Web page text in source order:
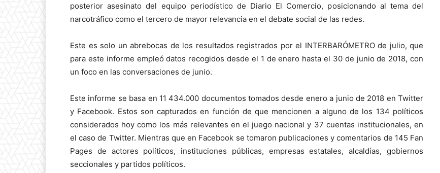
posterior asesinato del equipo periodístico de Diario El Comercio, posicionando al tema del
narcotráfico como el tercero de mayor relevancia en el debate social de las redes.
Este es solo un abrebocas de los resultados registrados por el INTERBARÓMETRO de julio, que
para este informe empleó datos recogidos desde el 1 de enero hasta el 30 de junio de 2018, con
un foco en las conversaciones de junio.
Este informe se basa en 11 434.000 documentos tomados desde enero a junio de 2018 en Twitter
y Facebook. Estos son capturados en función de que mencionen a alguno de los 134 políticos
considerados hoy como los más relevantes en el juego nacional y 37 cuentas institucionales, en
el caso de Twitter. Mientras que en Facebook se tomaron publicaciones y comentarios de 145 Fan
Pages de actores políticos, instituciones públicas, empresas estatales, alcaldías, gobiernos
seccionales y partidos políticos.